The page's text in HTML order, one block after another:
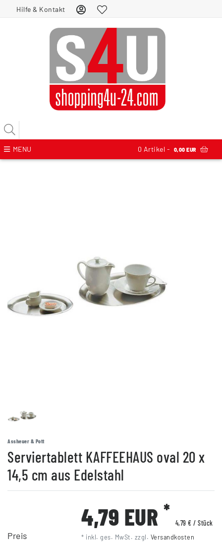
Hilfe & Kontakt
MENU 0 Artikel - 0,00 EUR
Assheuer & Pott
Serviertablett KAFFEEHAUS oval 20 x
14,5 cm aus Edelstahl
Preis
4,79 EUR *
4,79 € / Stück
* inkl. ges. MwSt. zzgl. Versandkosten